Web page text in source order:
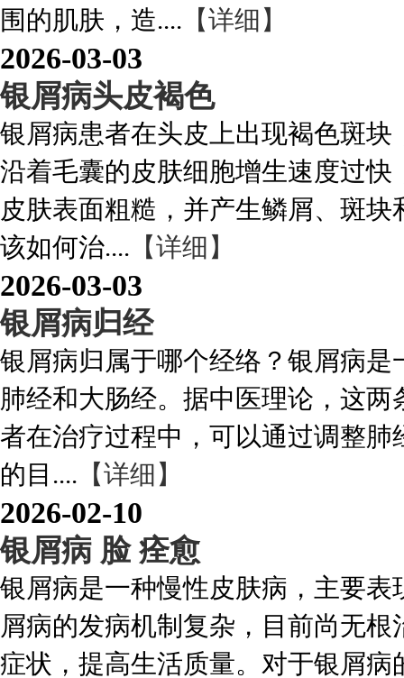
围的肌肤，造.... 【详细】
2026-03-03
银屑病头皮褐色
银屑病患者在头皮上出现褐色斑
沿着毛囊的皮肤细胞增生速度过
皮肤表面粗糙，并产生鳞屑、斑
该如何治.... 【详细】
2026-03-03
银屑病归经
银屑病归属于哪个经络？银屑病
肺经和大肠经。据中医理论，这
者在治疗过程中，可以通过调整
的目.... 【详细】
2026-02-10
银屑病 脸 痊愈
银屑病是一种慢性皮肤病，主要
屑病的发病机制复杂，目前尚无
症状，提高生活质量。对于银屑